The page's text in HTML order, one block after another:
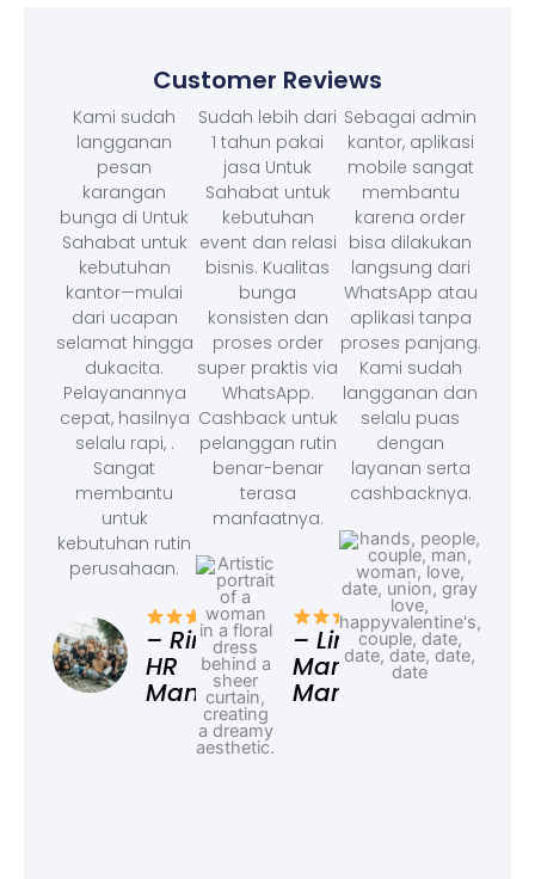
Customer Reviews
Kami sudah
langganan
pesan
karangan
bunga di Untuk
Sahabat untuk
kebutuhan
kantor—mulai
dari ucapan
selamat hingga
dukacita.
Pelayanannya
cepat, hasilnya
selalu rapi, .
Sangat
membantu
untuk
kebutuhan rutin
perusahaan.
– Rina,
HR
Manager
Sudah lebih dari
1 tahun pakai
jasa Untuk
Sahabat untuk
kebutuhan
event dan relasi
bisnis. Kualitas
bunga
konsisten dan
proses order
super praktis via
WhatsApp.
Cashback untuk
pelanggan rutin
benar-benar
terasa
manfaatnya.
– Linda,
Marketing
Manager
Sebagai admin
kantor, aplikasi
mobile sangat
membantu
karena order
bisa dilakukan
langsung dari
WhatsApp atau
aplikasi tanpa
proses panjang.
Kami sudah
langganan dan
selalu puas
dengan
layanan serta
cashbacknya.